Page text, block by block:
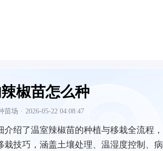
椒苗怎么种
苗场 · 2026-05-22 04:08:47
介绍了温室辣椒苗的种植与移栽全流程，
栽技巧，涵盖土壤处理、温湿度控制、病